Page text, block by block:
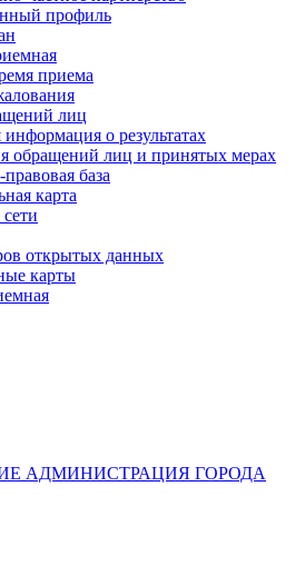
профиль
приема
лиц
о результатах
обращений лиц и принятых мерах
база
карта
открытых данных
карты
АДМИНИСТРАЦИЯ ГОРОДА